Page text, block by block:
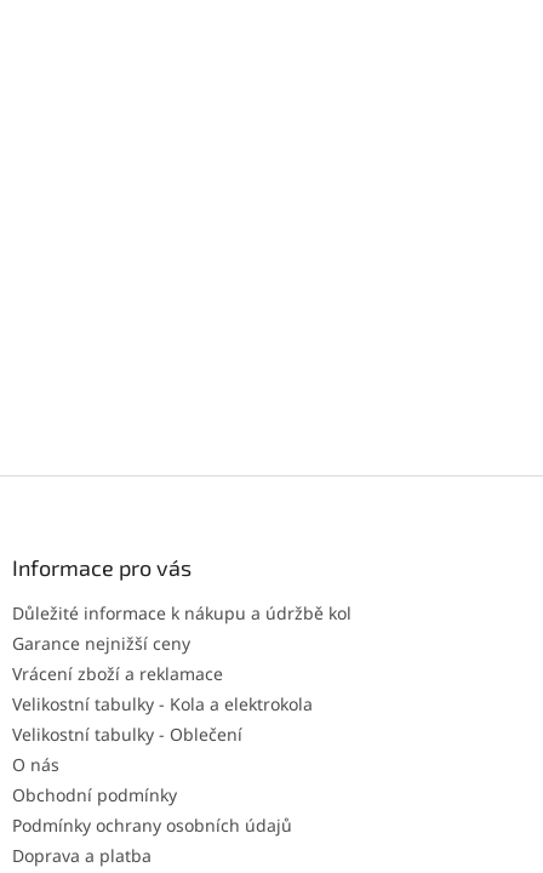
Informace pro vás
Důležité informace k nákupu a údržbě kol
Garance nejnižší ceny
Vrácení zboží a reklamace
Velikostní tabulky - Kola a elektrokola
Velikostní tabulky - Oblečení
O nás
Obchodní podmínky
Podmínky ochrany osobních údajů
Doprava a platba